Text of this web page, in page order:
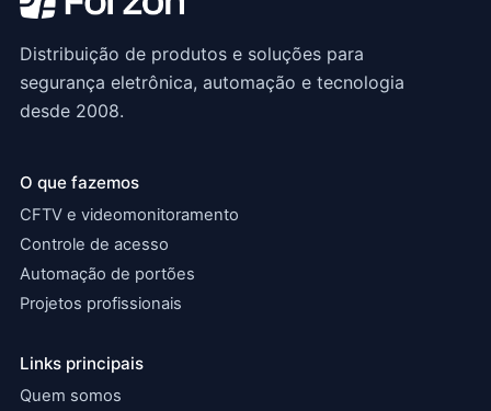
Distribuição de produtos e soluções para
segurança eletrônica, automação e tecnologia
desde 2008.
O que fazemos
CFTV e videomonitoramento
Controle de acesso
Automação de portões
Projetos profissionais
Links principais
Quem somos